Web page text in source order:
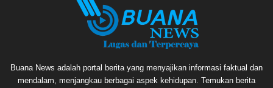
Buana News adalah portal berita yang menyajikan informasi faktual dan
mendalam, menjangkau berbagai aspek kehidupan. Temukan berita